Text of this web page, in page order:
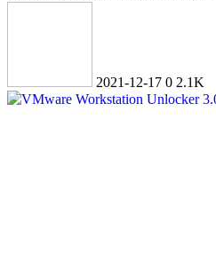
2021-12-17 0 2.1K